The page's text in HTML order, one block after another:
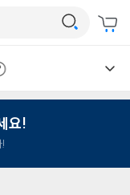
요!